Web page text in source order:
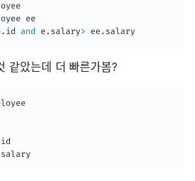
. id and e. salary> ee. salary
같았는데 더 빠른가봄?
salary